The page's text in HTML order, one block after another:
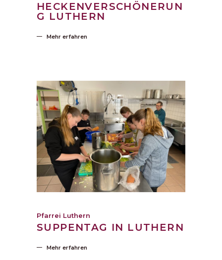
HECKENVERSCHÖNERUN
G LUTHERN
Mehr erfahren
Pfarrei Luthern
SUPPENTAG IN LUTHERN
Mehr erfahren